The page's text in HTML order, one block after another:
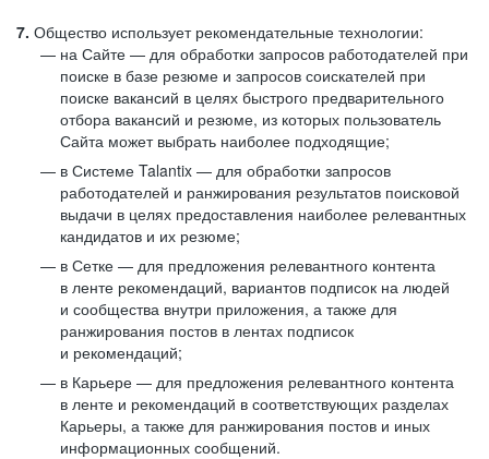
7. Общество использует рекомендательные технологии:
на Сайте — для обработки запросов работодателей при
поиске в базе резюме и запросов соискателей при
поиске вакансий в целях быстрого предварительного
отбора вакансий и резюме, из которых пользователь
Сайта может выбрать наиболее подходящие;
в Системе Talantix — для обработки запросов
работодателей и ранжирования результатов поисковой
выдачи в целях предоставления наиболее релевантных
кандидатов и их резюме;
в Сетке — для предложения релевантного контента
в ленте рекомендаций, вариантов подписок на людей
и сообщества внутри приложения, а также для
ранжирования постов в лентах подписок
и рекомендаций;
в Карьере — для предложения релевантного контента
в ленте и рекомендаций в соответствующих разделах
Карьеры, а также для ранжирования постов и иных
информационных сообщений.